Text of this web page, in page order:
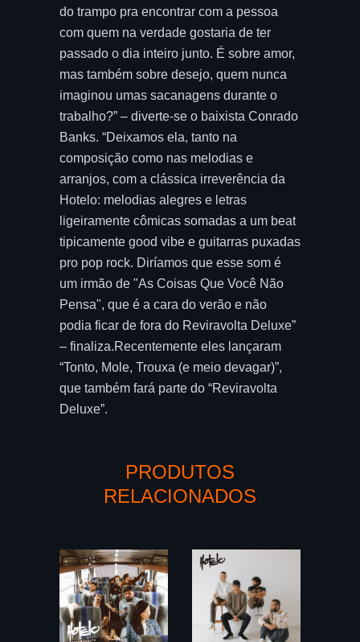
do trampo pra encontrar com a pessoa
com quem na verdade gostaria de ter
passado o dia inteiro junto. É sobre amor,
mas também sobre desejo, quem nunca
imaginou umas sacanagens durante o
trabalho?” – diverte-se o baixista Conrado
Banks. “Deixamos ela, tanto na
composição como nas melodias e
arranjos, com a clássica irreverência da
Hotelo: melodias alegres e letras
ligeiramente cômicas somadas a um beat
tipicamente good vibe e guitarras puxadas
pro pop rock. Diríamos que esse som é
um irmão de "As Coisas Que Você Não
Pensa", que é a cara do verão e não
podia ficar de fora do Reviravolta Deluxe”
– finaliza.Recentemente eles lançaram
“Tonto, Mole, Trouxa (e meio devagar)”,
que também fará parte do “Reviravolta
Deluxe”.
PRODUTOS
RELACIONADOS